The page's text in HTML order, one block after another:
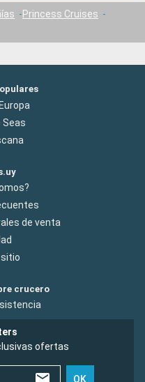
Princess Cruises
Seas
de venta
sitio
crucero
ofertas
OK